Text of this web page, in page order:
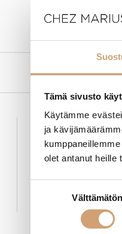
Tämä sivusto
Käytämme
ja
olet antanut heille
Välttämätön
Lacor teräksinen